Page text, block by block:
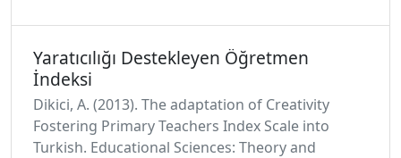
Yaratıcılığı Destekleyen Öğretmen
İndeksi
Dikici, A. (2013). The adaptation of Creativity
Fostering Primary Teachers Index Scale into
Turkish. Educational Sciences: Theory and